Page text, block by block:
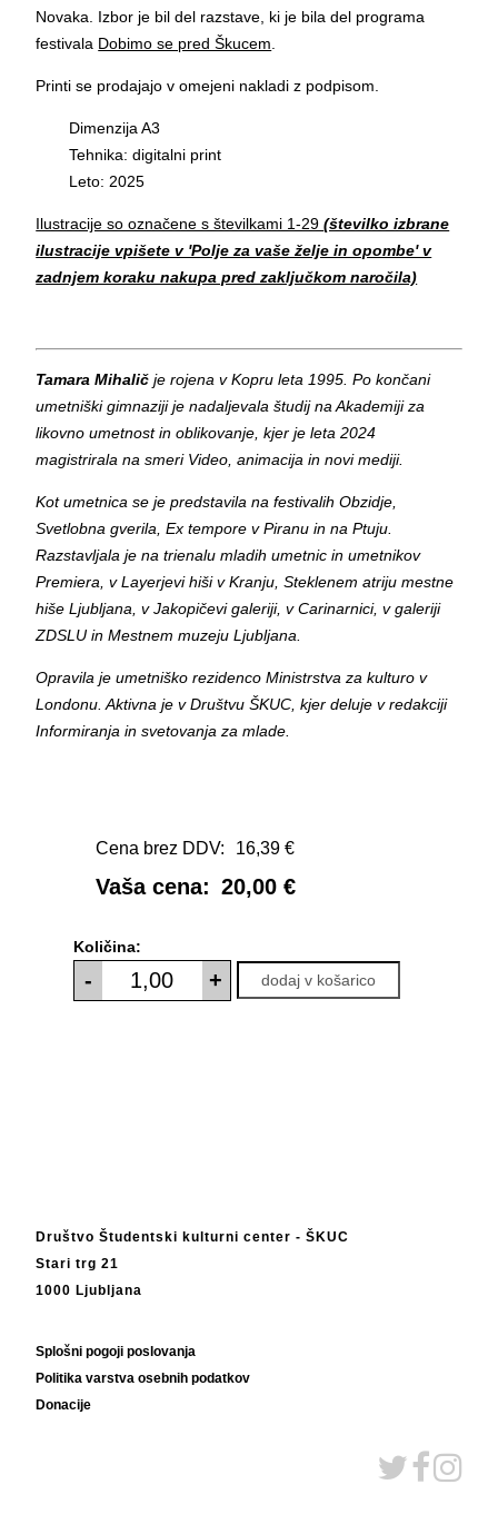
Novaka. Izbor je bil del razstave, ki je bila del programa
festivala Dobimo se pred Škucem
Printi se prodajajo v omejeni nakladi z podpisom.
Dimenzija A3
Tehnika: digitalni print
Leto: 2025
Ilustracije so označene s številkami 1-29(številko izbrane
ilustracije vpišete v 'Polje za vaše želje in opombe' v
zadnjem koraku nakupa pred zaključkom naročila)
Tamara Mihalič je rojena v Kopru leta 1995. Po končani
umetniški gimnaziji je nadaljevala študij na Akademiji za
likovno umetnost in oblikovanje, kjer je leta 2024
magistrirala na smeri Video, animacija in novi mediji.
Kot umetnica se je predstavila na festivalih Obzidje,
Svetlobna gverila, Ex tempore v Piranu in na Ptuju.
Razstavljala je na trienalu mladih umetnic in umetnikov
Premiera, v Layerjevi hiši v Kranju, Steklenem atriju mestne
hiše Ljubljana, v Jakopičevi galeriji, v Carinarnici, v galeriji
ZDSLU in Mestnem muzeju Ljubljana.
Opravila je umetniško rezidenco Ministrstva za kulturo v
Londonu. Aktivna je v Društvu ŠKUC, kjer deluje v redakciji
Informiranja in svetovanja za mlade.
Cena brez DDV: 16,39 €
Vaša cena: 20,00 €
Količina:
- + dodaj v košarico
Društvo Študentski kulturni center - ŠKUC
Stari trg 21
1000 Ljubljana
Splošni pogoji poslovanja
Politika varstva osebnih podatkov
Donacije